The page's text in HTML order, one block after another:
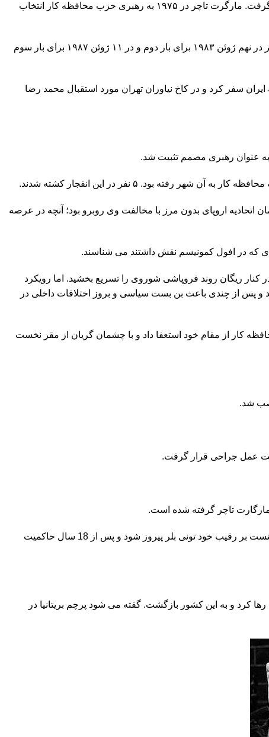
در ۱۹۵۹ به نمایندگی مجلس عوام انگلیس انتخاب شد و در دولت حزب محافظه کار در ۱۹۷۰ سمت وزارت آموزش و پرورش را بر عهده گرفت. مارگرت تاچر در ۱۹۷۵ به رهبری حزب محافظه کار انتخاب
در سوم مه ۱۹۷۹ با پیروزی محافظه کاران در انتخابات پارلمانی مارگارت تاچر به سمت نخست وزیری انگلستان انتخاب شد. مارگرت تاچر در نهم ژوئن ۱۹۸۳ برای بار دوم و در ۱۱ ژوئن ۱۹۸۷ برای بار سوم
ایران سفر کرد و در کاخ نیاوران تهران مورد استقبال محمد رضا
به عنوان رهبری مصمم تثبیت شد.
اتحادیه اروپای بدون مرز با مخالفت وی روبرو بود؛ آنچه در عرصه
که در افول کمونیسم نقش داشتند می شناسند.
و در کنار ریگان روند فروپاشی شوروی را تسریع بخشید. اما رویکرد
و پس از چندی باعث بن بست سیاسی و بروز اختلافات داخلی در
۱۹۹۰ بر عهده داشت و سپس در پی ۱۱ سال نخست وزیری و ۱۵ سال رهبری حزب محافظه کار از مقام خود استعفا داد و با چشمان گریان از مقر نخست
گرچه پس از برکناری مارگارت تاچر از قدرت “جان میچر” جانشین وی، خط سیاسی و اقتصادی وی را پی گرفت اما در انتخابات 1997 نتوانست بر رقیب خود تونی بلر پیروز شود و پس از 18 سال حاکمیت
کرد و به این کشور بازگشت. گفته می شود پرچم بریتانیا در